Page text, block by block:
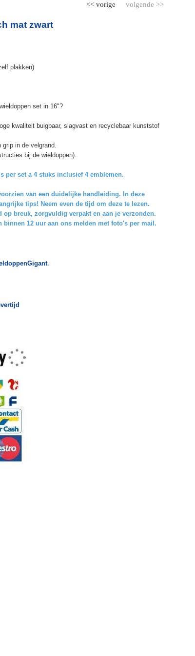
volgende >>
<< vorige
mat zwart
plakken)
set in 16"?
kwaliteit buigbaar, slagvast en recyclebaar kunststof
in de velgrand.
bij de wieldoppen).
per set a 4 stuks inclusief 4 emblemen.
van een duidelijke handleiding. In deze
tips! Neem even de tijd om deze te lezen.
breuk, zorgvuldig verpakt en aan je verzonden.
binnen 12 uur aan ons melden met foto's per mail.
.